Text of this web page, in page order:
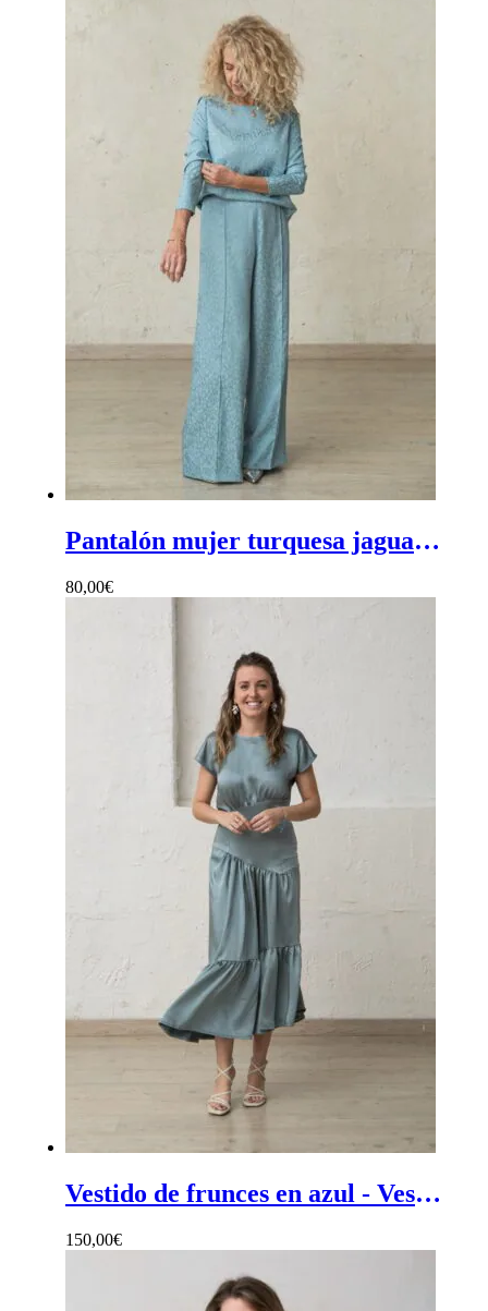
Pantalón mujer turquesa jaguar - Pantalón mujer ceremonia de estampado jaguar en verde turquesa y corte recto
80,00€
Vestido de frunces en azul - Vestido de mujer azul con frunces
150,00€